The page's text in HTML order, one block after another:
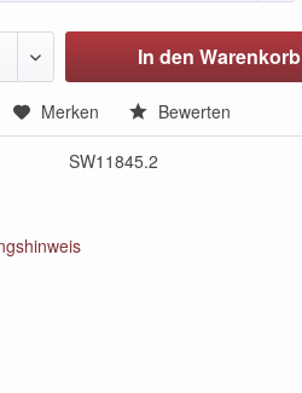
In den Warenkorb
Merken Bewerten
SW11845.2